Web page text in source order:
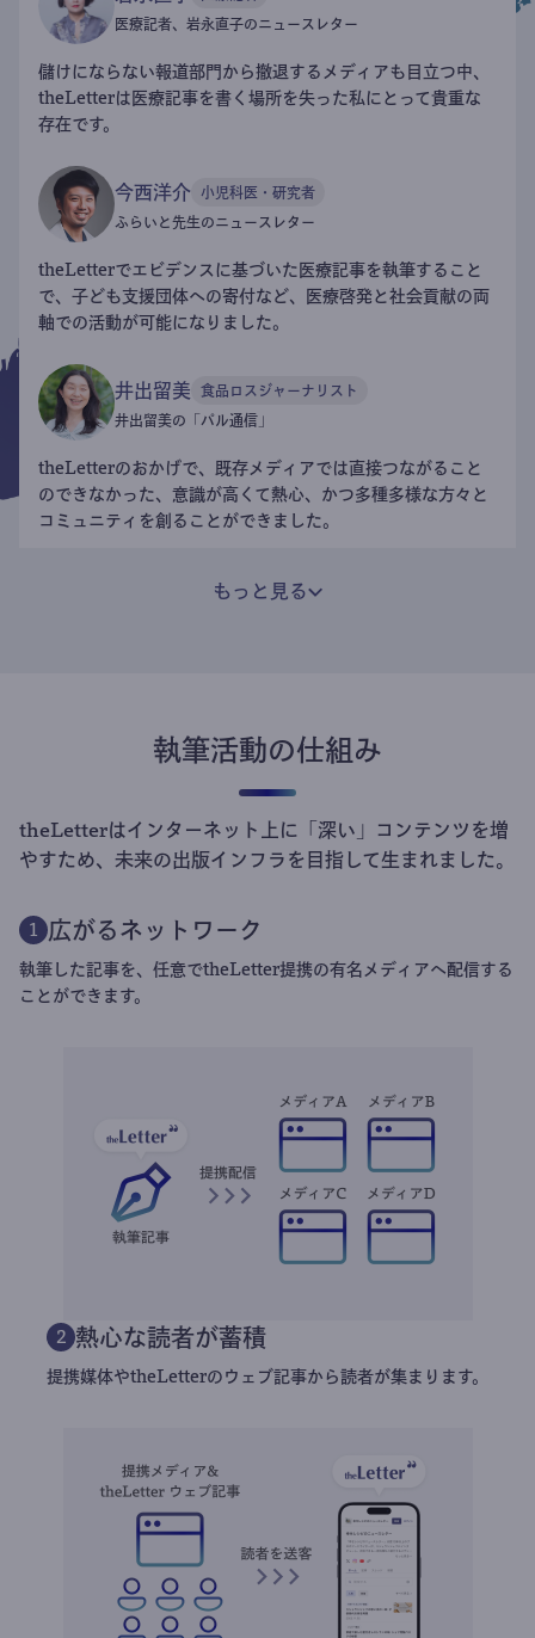
医療記者、岩永直子のニュースレター
儲けにならない報道部門から撤退するメディアも目立つ中、
theLetterは医療記事を書く場所を失った私にとって貴重な
存在です。
今西洋介 小児科医・研究者
ふらいと先生のニュースレター
theLetterでエビデンスに基づいた医療記事を執筆すること
で、子ども支援団体への寄付など、医療啓発と社会貢献の両
軸での活動が可能になりました。
井出留美 食品ロスジャーナリスト
井出留美の「パル通信」
theLetterのおかげで、既存メディアでは直接つながること
のできなかった、意識が高くて熱心、かつ多種多様な方々と
コミュニティを創ることができました。
もっと見る
執筆活動の仕組み
theLetterはインターネット上に「深い」コンテンツを増
やすため、未来の出版インフラを目指して生まれました。
1 広がるネットワーク
執筆した記事を、任意でtheLetter提携の有名メディアへ配信する
ことができます。
2 熱心な読者が蓄積
提携媒体やtheLetterのウェブ記事から読者が集まります。